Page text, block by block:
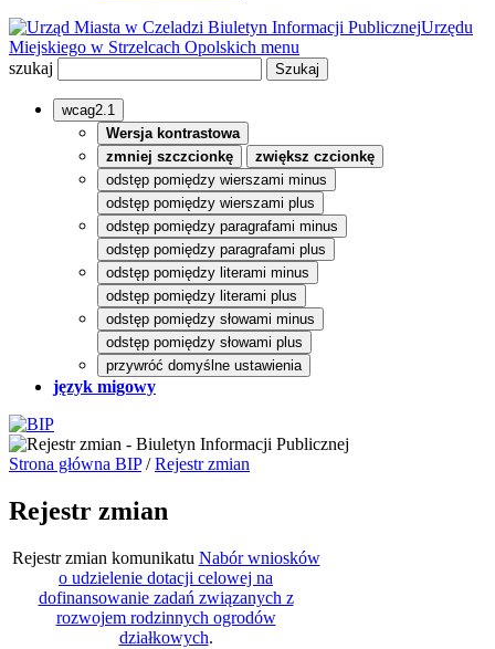
Biuletyn Informacji PublicznejUrzędu
Miejskiego w Strzelcach Opolskich menu
szukaj
wcag2.1
Wersja kontrastowa
zmniej szczcionkę
zwiększ czcionkę
odstęp pomiędzy wierszami minus
odstęp pomiędzy wierszami plus
odstęp pomiędzy paragrafami minus
odstęp pomiędzy paragrafami plus
odstęp pomiędzy literami minus
odstęp pomiędzy literami plus
odstęp pomiędzy słowami minus
odstęp pomiędzy słowami plus
przywróć domyślne ustawienia
język migowy
Strona główna BIP/Rejestr zmian
Rejestr zmian
Rejestr zmian komunikatu Nabór wniosków
o udzielenie dotacji celowej na
dofinansowanie zadań związanych z
rozwojem rodzinnych ogrodów
działkowych.